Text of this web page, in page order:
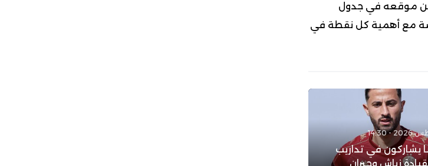
من موقعه في جدول
خاصة مع أهمية كل نقطة في
يشاركون في تداريب
بقيادة زياش وجبران